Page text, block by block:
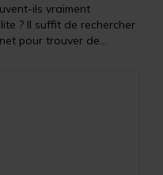
ils vraiment
? Il suffit de rechercher
pour trouver de...